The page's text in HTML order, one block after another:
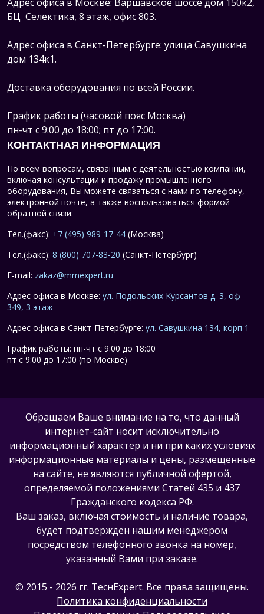
БЦ Селектика, 8 этаж, офис 803.
Адрес офиса в Санкт-Петербурге: улица Савушкина
дом 134к1.
Доставка оборудования по всей России.
График работы (часовой пояс Москва)
пн-чт с 9:00 до 18:00; пт до 17:00.
КОНТАКТНАЯ ИНФОРМАЦИЯ
По всем вопросам, связанным с деятельностью компании,
включая консультации и продажу промышленного
оборудования, Вы можете связаться с нами по телефону,
электронной почте, а также воспользоваться формой
обратной связи:
Тел.(факс): +7 (495) 989-17-44 (Москва)
Тел.(факс): 8 (800) 707-83-20 (Санкт-Петербург)
E-mail: zakaz@mmexpert.ru
Адрес офиса в Москве: ул. Подольских Курсантов д. 3, оф
349, 3 этаж
Адрес офиса в Санкт-Петербурге: ул. Савушкина 134, корп 1
График работы: пн-чт с 9:00 до 18:00
пт с 9:00 до 17:00 (по Москве)
Обращаем Ваше внимание на то, что данный
интернет-сайт носит исключительно
информационный характер и ни при каких условиях
информационные материалы и цены, размещенные
на сайте, не являются публичной офертой,
определяемой положениями Статей 435 и 437
Гражданского кодекса РФ.
Ваш заказ, включая стоимость и наличие товара,
будет подтвержден нашим менеджером
посредством телефонного звонка на номер,
указанный Вами при заказе.
© 2015 - 2026 гг. ТеcнExpert. Все права защищены.
Политика конфиденциальности